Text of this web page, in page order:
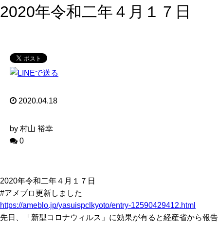
2020年令和二年４月１７日
2020.04.18
by 村山 裕幸
0
2020年令和二年４月１７日
#アメブロ更新しました
https://ameblo.jp/yasuispclkyoto/entry-12590429412.html
先日、「新型コロナウィルス」に効果が有ると経産省から報告